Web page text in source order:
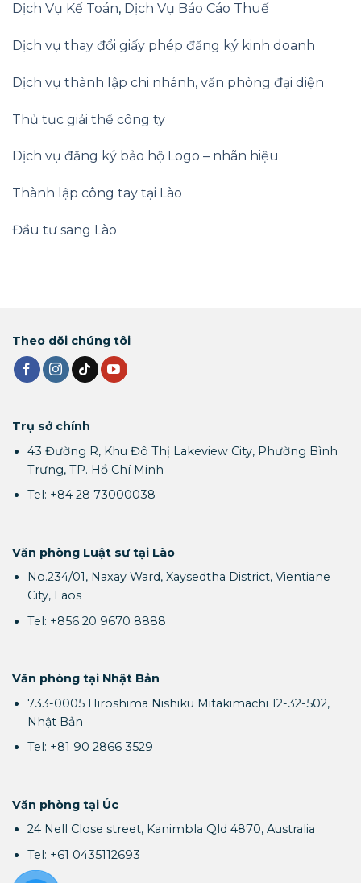
Dịch Vụ Kế Toán, Dịch Vụ Báo Cáo Thuế
Dịch vụ thay đổi giấy phép đăng ký kinh doanh
Dịch vụ thành lập chi nhánh, văn phòng đại diện
Thủ tục giải thể công ty
Dịch vụ đăng ký bảo hộ Logo – nhãn hiệu
Thành lập công tay tại Lào
Đầu tư sang Lào
Theo dõi chúng tôi
Trụ sở chính
43 Đường R, Khu Đô Thị Lakeview City, Phường Bình
Trưng, TP. Hồ Chí Minh
Tel: +84 28 73000038
Văn phòng Luật sư tại Lào
No.234/01, Naxay Ward, Xaysedtha District, Vientiane
City, Laos
Tel: +856 20 9670 8888
Văn phòng tại Nhật Bản
733-0005 Hiroshima Nishiku Mitakimachi 12-32-502,
Nhật Bản
Tel: +81 90 2866 3529
Văn phòng tại Úc
24 Nell Close street, Kanimbla Qld 4870, Australia
Tel: +61 0435112693